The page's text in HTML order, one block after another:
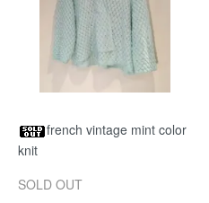
french vintage mint color
knit
SOLD OUT